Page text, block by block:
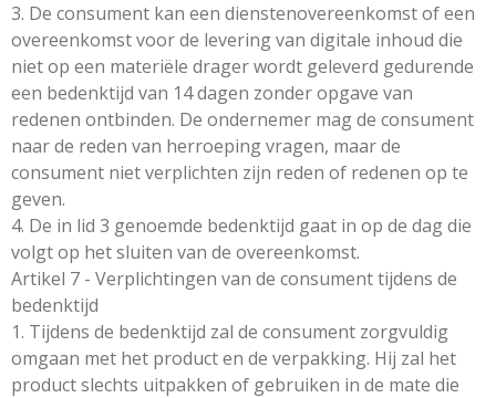
3. De consument kan een dienstenovereenkomst of een
overeenkomst voor de levering van digitale inhoud die
niet op een materiële drager wordt geleverd gedurende
een bedenktijd van 14 dagen zonder opgave van
redenen ontbinden. De ondernemer mag de consument
naar de reden van herroeping vragen, maar de
consument niet verplichten zijn reden of redenen op te
geven.
4. De in lid 3 genoemde bedenktijd gaat in op de dag die
volgt op het sluiten van de overeenkomst.
Artikel 7 - Verplichtingen van de consument tijdens de
bedenktijd
1. Tijdens de bedenktijd zal de consument zorgvuldig
omgaan met het product en de verpakking. Hij zal het
product slechts uitpakken of gebruiken in de mate die